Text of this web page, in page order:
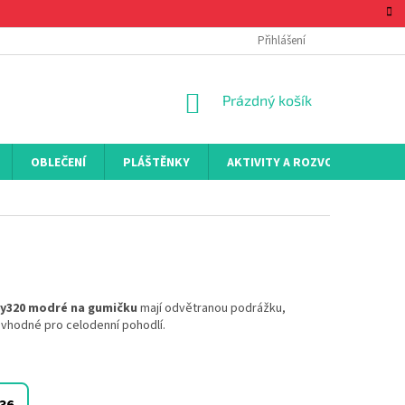
Přihlášení
NÁKUPNÍ
Prázdný košík
OBLEČENÍ PLÁŠTĚNKY AKTIVITY A ROZVOJ
modré na gumičku mají odvětranou podrážku,
pro celodenní pohodlí.